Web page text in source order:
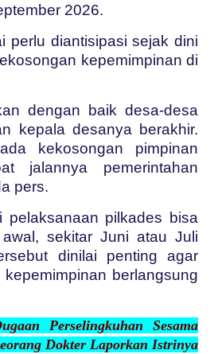
2026.
perlu diantisipasi sejak dini
kepemimpinan di
dengan baik desa-desa
kepala desanya berakhir.
kekosongan pimpinan
jalannya pemerintahan
pers.
pelaksanaan pilkades bisa
sekitar Juni atau Juli
dinilai penting agar
berlangsung
Perselingkuhan Sesama
Dokter Laporkan Istrinya